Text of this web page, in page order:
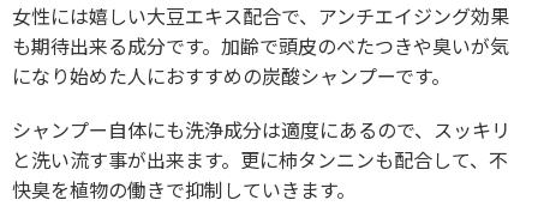
女性には嬉しい大豆エキス配合で、アンチエイジング効果
も期待出来る成分です。加齢で頭皮のべたつきや臭いが気
になり始めた人におすすめの炭酸シャンプーです。
シャンプー自体にも洗浄成分は適度にあるので、スッキリ
と洗い流す事が出来ます。更に柿タンニンも配合して、不
快臭を植物の働きで抑制していきます。